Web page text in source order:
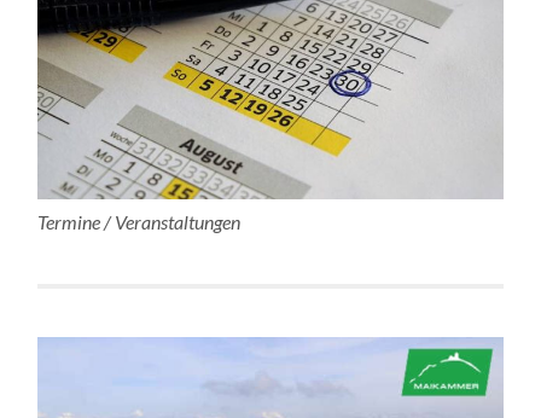
Termine / Veranstaltungen